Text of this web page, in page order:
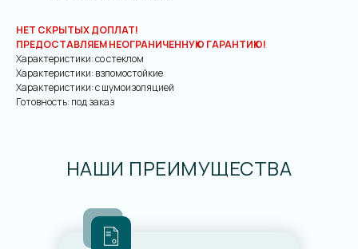
НЕТ СКРЫТЫХ ДОПЛАТ!
ПРЕДОСТАВЛЯЕМ НЕОГРАНИЧЕННУЮ ГАРАНТИЮ!
Характеристики: со стеклом
Характеристики: взломостойкие
Характеристики: с шумоизоляцией
Готовность: под заказ
НАШИ ПРЕИМУЩЕСТВА